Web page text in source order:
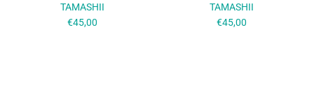
TAMASHII
€45,00
TAMASHII
€45,00